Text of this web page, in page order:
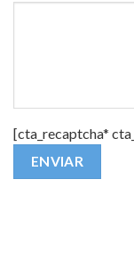
[cta_recaptcha*